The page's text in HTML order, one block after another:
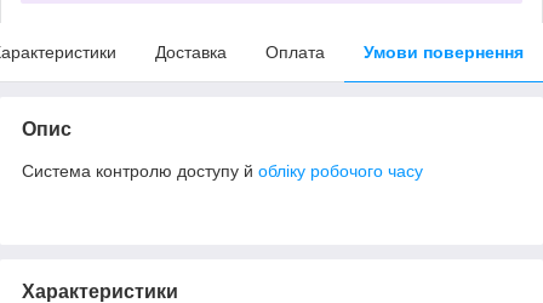
Доставка Оплата Умови повернення
Опис
Система контролю доступу й обліку робочого часу
Характеристики